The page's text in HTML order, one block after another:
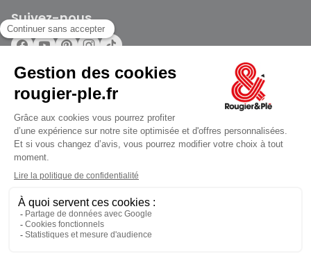
ouvert à 09:30
Suivez-nous
Rougier et Plé 2024 Copyright
Mentions légales
Conditions générales des ventes
Données personnelles
Paiement sécurisé
Plan du site